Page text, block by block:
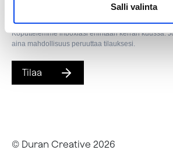
Salli valinta
Koputtelemme inboxiasi enintään kerran kuussa.
aina mahdollisuus peruuttaa tilauksesi.
Tilaa
© Duran Creative 2026